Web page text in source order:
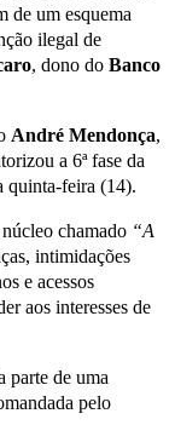
de um esquema
ilegal de
, dono do Banco
André Mendonça,
a 6ª fase da
quinta-feira (14).
chamado “A
intimidações
e acessos
aos interesses de
parte de uma
pelo